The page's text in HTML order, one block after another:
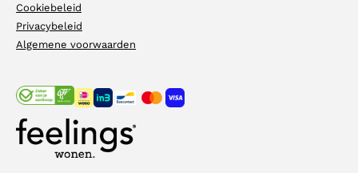
Cookiebeleid
Privacybeleid
Algemene voorwaarden